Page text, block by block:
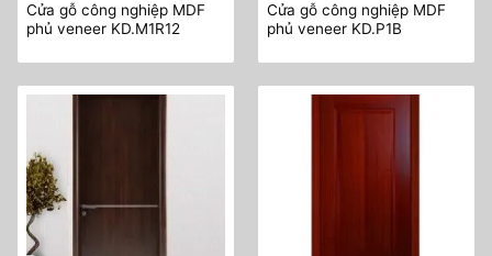
Cửa gỗ công nghiệp MDF
phủ veneer KD.M1R12
Cửa gỗ công nghiệp MDF
phủ veneer KD.P1B